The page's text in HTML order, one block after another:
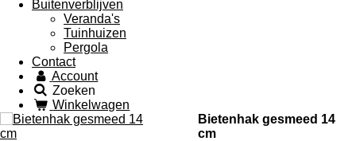
Buitenverblijven
Veranda's
Tuinhuizen
Pergola
Contact
Account
Zoeken
Winkelwagen
Bietenhak gesmeed 14
cm